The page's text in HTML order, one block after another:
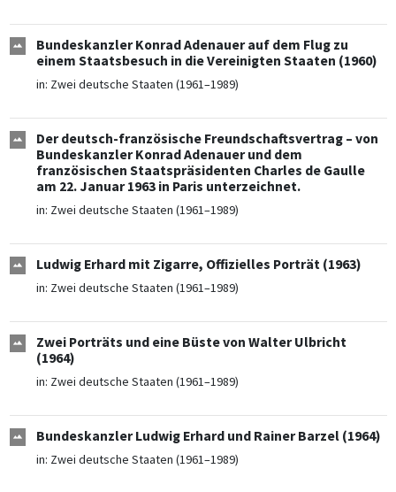
Bundeskanzler Konrad Adenauer auf dem Flug zu
einem Staatsbesuch in die Vereinigten Staaten (1960)
in: Zwei deutsche Staaten (1961–1989)
Der deutsch-französische Freundschaftsvertrag – von
Bundeskanzler Konrad Adenauer und dem
französischen Staatspräsidenten Charles de Gaulle
am 22. Januar 1963 in Paris unterzeichnet.
in: Zwei deutsche Staaten (1961–1989)
Ludwig Erhard mit Zigarre, Offizielles Porträt (1963)
in: Zwei deutsche Staaten (1961–1989)
Zwei Porträts und eine Büste von Walter Ulbricht
(1964)
in: Zwei deutsche Staaten (1961–1989)
Bundeskanzler Ludwig Erhard und Rainer Barzel (1964)
in: Zwei deutsche Staaten (1961–1989)